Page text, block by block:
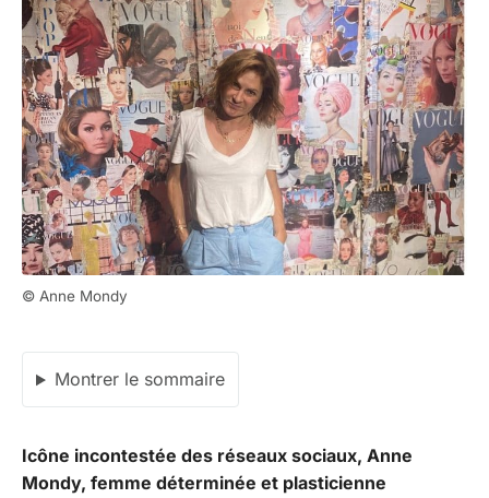
© Anne Mondy
Montrer le sommaire
Icône incontestée des réseaux sociaux, Anne
Mondy, femme déterminée et plasticienne